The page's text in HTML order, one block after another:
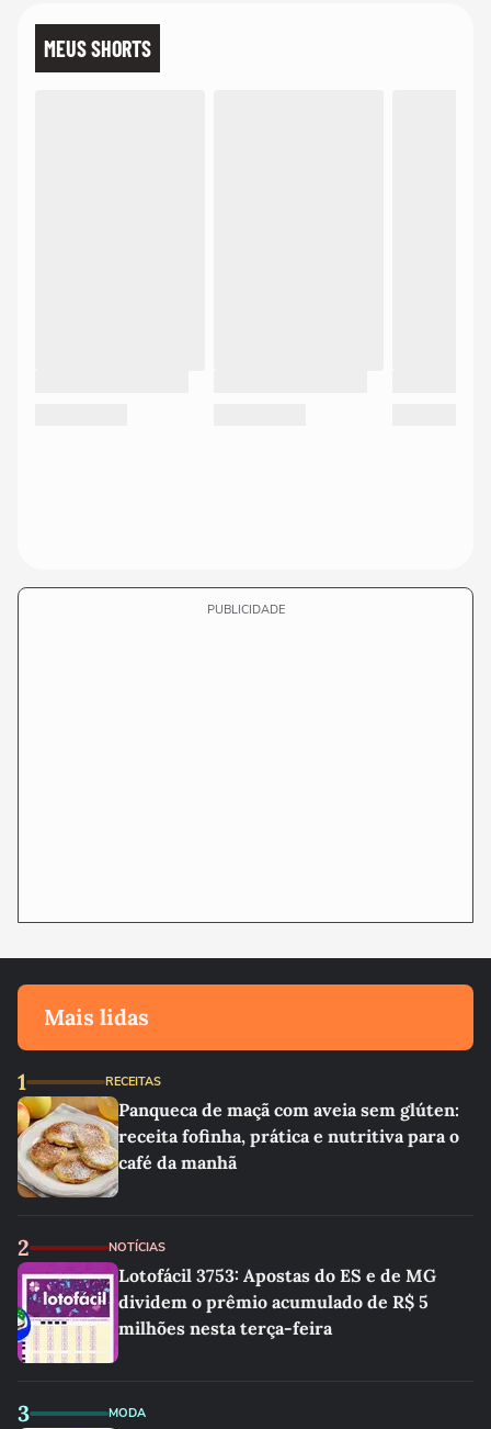
MEUS SHORTS
PUBLICIDADE
Mais lidas
1 RECEITAS
Panqueca de maçã com aveia sem glúten:
receita fofinha, prática e nutritiva para o
café da manhã
2 NOTÍCIAS
Lotofácil 3753: Apostas do ES e de MG
dividem o prêmio acumulado de R$ 5
milhões nesta terça-feira
3 MODA